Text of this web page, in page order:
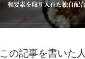
この記事を書いた人